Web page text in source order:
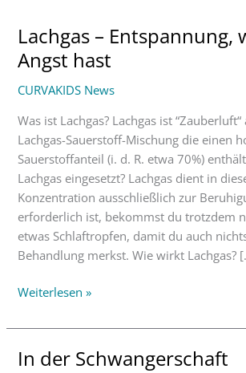
Lachgas – Entspannung,
Angst hast
CURVAKIDS News
Was ist Lachgas? Lachgas ist
Lachgas-Sauerstoff-Mischung die einen
Sauerstoffanteil (i. d. R. etwa 70%)
Lachgas eingesetzt? Lachgas dient in
Konzentration ausschließlich zur
erforderlich ist, bekommst du trotzdem
etwas Schlaftropfen, damit du auch
Behandlung merkst. Wie wirkt Lachgas?
Lachgas
–
Entspannung,
wenn
Angst
hast
Weiterlesen »
In der Schwangerschaft
In